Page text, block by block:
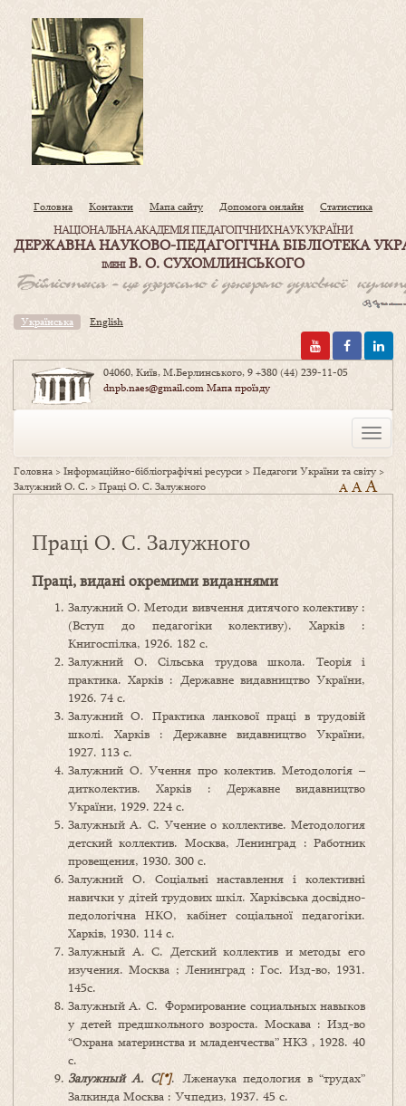
Головна Контакти Мапа сайту Допомога онлайн Статистика
НАЦІОНАЛЬНА АКАДЕМІЯ ПЕДАГОГІЧНИХ НАУК УКРАЇНИ
ДЕРЖАВНА НАУКОВО-ПЕДАГОГІЧНА БІБЛІОТЕКА
ІМЕНІВ. О. СУХОМЛИНСЬКОГО
Українська English
04060, Київ, М.Берлинського, 9+380 (44) 239-11-05
dnpb.naes@gmail.comМапа проїзду
Toggle
Головна >Інформаційно-бібліографічні ресурси >Педагоги України та світу>
Залужний О. С. >Праці О. С. Залужного A AA
Праці О. С. Залужного
Праці, видані окремими виданнями
Залужний О. Методи вивчення дитячого колективу :
(Вступ до педагогіки колективу). Харків :
Книгоспілка, 1926. 182 с.
Залужний О. Сільська трудова школа. Теорія і
практика. Харків : Державне видавництво України,
1926. 74 с.
Залужний О. Практика ланкової праці в трудовій
школі. Харків : Державне видавництво України,
1927. 113 с.
Залужний О. Учення про колектив. Методологія –
дитколектив. Харків : Державне видавництво
України, 1929. 224 с.
Залужный А. С. Учение о коллективе. Методология
детский коллектив. Москва, Ленинград : Работник
провещения, 1930. 300 с.
Залужний О. Соціальні наставлення і колективні
навички у дітей трудових шкіл. Харківська досвідно-
педологічна НКО, кабінет соціальної педагогіки.
Харків, 1930. 114 с.
Залужный А. С. Детский коллектив и методы его
изучения. Москва ; Ленинград : Гос. Изд-во, 1931.
145с.
Залужный А. С. Формирование социальных навыков
у детей предшкольного возроста. Москава : Изд-во
“Охрана материнства и младенчества” НКЗ , 1928. 40
с.
Залужный А. С[*]. Лженаука педология в “трудах”
Залкинда Москва : Учпедиз, 1937. 45 с.